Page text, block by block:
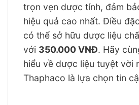
trọn vẹn dược tính, đảm
hiệu quả cao nhất. Điều
có thể sở hữu dược liệu
với 350.000 VNĐ. Hãy
hiểu về dược liệu tuyệt vời
Thaphaco là lựa chọn tin